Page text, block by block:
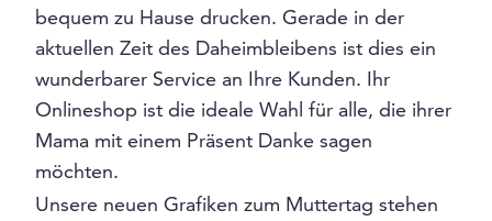
bequem zu Hause drucken. Gerade in der
aktuellen Zeit des Daheimbleibens ist dies ein
wunderbarer Service an Ihre Kunden. Ihr
Onlineshop ist die ideale Wahl für alle, die ihrer
Mama mit einem Präsent Danke sagen
möchten.
Unsere neuen Grafiken zum Muttertag stehen